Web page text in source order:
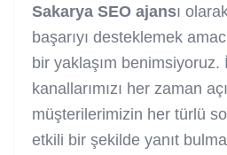
Sakarya SEO ajansı
başarıyı desteklemek
bir yaklaşım benimsiyoruz.
kanallarımızı her zaman
müşterilerimizin her türlü
etkili bir şekilde yanıt